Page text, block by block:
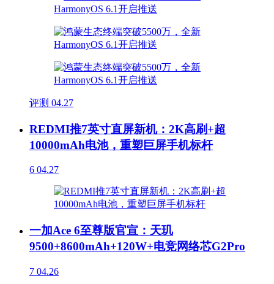
评测 04.27
REDMI推7英寸直屏新机：2K高刷+超
10000mAh电池，重塑巨屏手机标杆
6 04.27
一加Ace 6至尊版官宣：天玑
9500+8600mAh+120W+电竞网络芯G2Pro
7 04.26